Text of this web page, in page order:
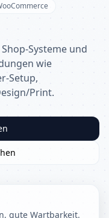
Systeme und
wie
Setup,
Print.
gute Wartbarkeit.